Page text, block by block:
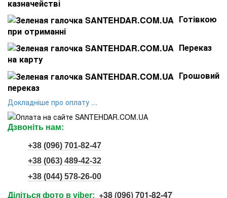
казначействі
Готівкою
при отриманні
Переказ
на карту
Грошовий
переказ
Докладніше про оплату ...
Дзвоніть нам:
+38 (096) 701-82-47
+38 (063) 489-42-32
+38 (044) 578-26-00
Діліться фото в viber: +38 (096) 701-82-47